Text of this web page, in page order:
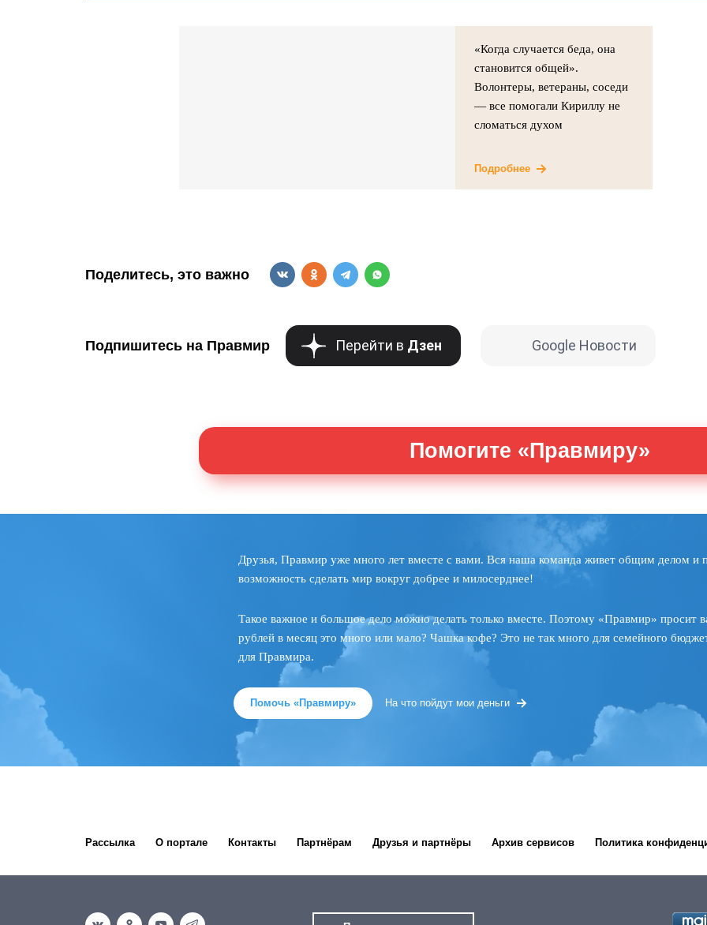
«Когда случается беда, она
становится общей».
Волонтеры, ветераны, соседи
— все помогали Кириллу не
сломаться духом
Подробнее
Поделитесь, это важно
Подпишитесь на Правмир Перейти в Дзен Google Новости
Помогите «Правмиру»
Друзья, Правмир уже много лет вместе с вами. Вся наша команда живет общим делом и
возможность сделать мир вокруг добрее и милосерднее!
Такое важное и большое дело можно делать только вместе. Поэтому «Правмир» просит
рублей в месяц это много или мало? Чашка кофе? Это не так много для семейного
для Правмира.
Помочь «Правмиру» На что пойдут мои деньги
Рассылка О портале Контакты Партнёрам Друзья и партнёры Архив сервисов Политика